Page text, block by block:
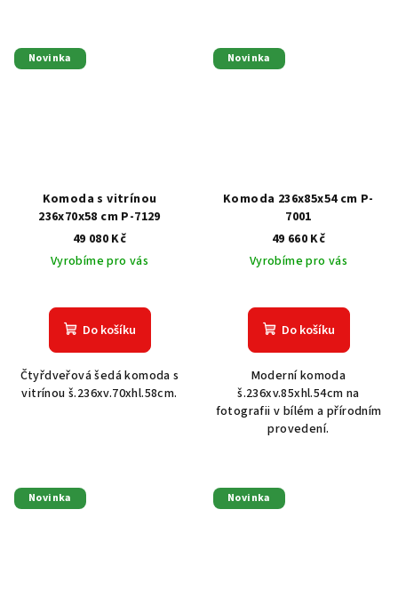
Novinka
Komoda s vitrínou
236x70x58 cm P-7129
49 080 Kč
Vyrobíme pro vás
Do košíku
Čtyřdveřová šedá komoda s
vitrínou š.236xv.70xhl.58cm.
Novinka
Komoda 236x85x54 cm P-
7001
49 660 Kč
Vyrobíme pro vás
Do košíku
Moderní komoda
š.236xv.85xhl.54cm na
fotografii v bílém a přírodním
provedení.
Novinka Novinka